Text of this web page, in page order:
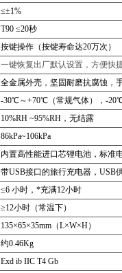
≤±1%
T90 ≤20秒
按键操作（按键寿命达20万次）
一键恢复出厂默认设置，方便快
全金属外壳，坚固耐磨抗腐蚀，
-30℃～+70℃（常规气体），-
10%RH ~95%RH，无结露
86kPa~106kPa
内置高性能进口芯锂电池，标准
带USB接口的旅行充电器，
≤6 小时，*充满12小时
≥12小时（常温下）
135×65×35mm（L×W×H）
约0.46Kg
Exd ib IIC T4 Gb